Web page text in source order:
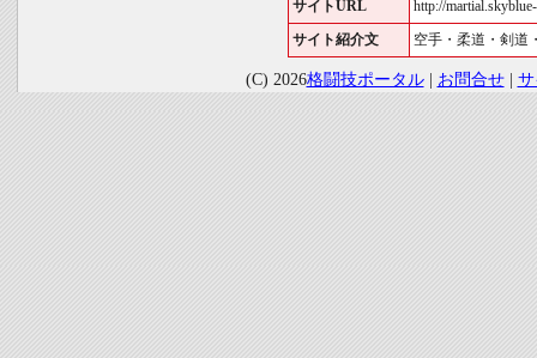
サイトURL http://
サイト紹介文 空手・柔道・剣道
(C) 2026格闘技ポータル| お問合せ|